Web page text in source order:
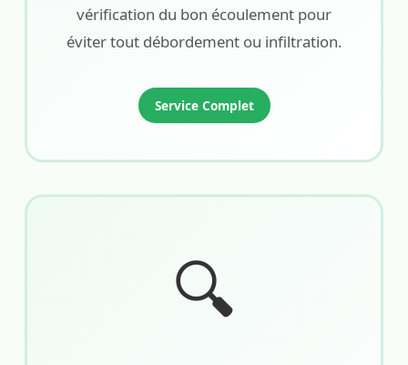
vérification du bon écoulement pour
éviter tout débordement ou infiltration.
Service Complet
🔍